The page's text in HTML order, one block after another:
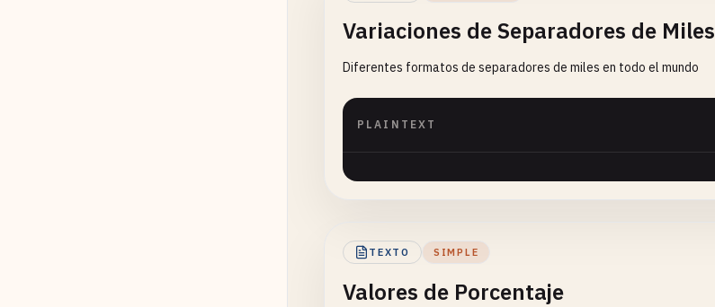
Variaciones de Separadores de Miles
Diferentes formatos de separadores de miles en todo el mundo
PLAINTEXT
TEXTO SIMPLE
Valores de Porcentaje